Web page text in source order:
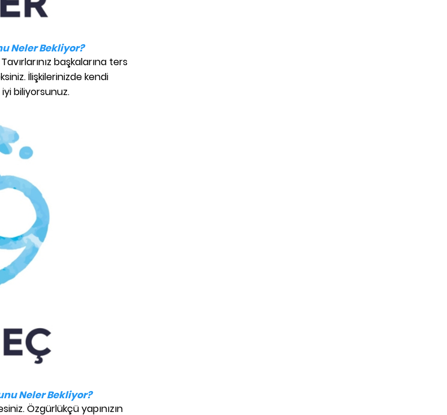
Neler Bekliyor?
başkalarına ters
İlişkilerinizde kendi
biliyorsunuz.
Neler Bekliyor?
Özgürlükçü yapınızın